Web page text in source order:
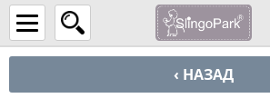
‹ НАЗАД